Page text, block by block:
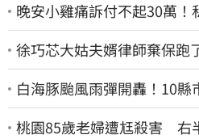
晚安小雞痛訴付不起30萬！
徐巧芯大姑夫婿律師棄保
白海豚颱風雨彈開轟！10
明天
桃園85歲老婦遭尪殺害 右